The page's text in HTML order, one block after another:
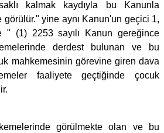
kalmak kaydıyla bu Kanunla
görülür." yine aynı Kanun'un geçici 1,
" (1) 2253 sayılı Kanun gereğince
derdest bulunan ve bu
mahkemesinin görevine giren dava
faaliyete geçtiğinde çocuk
görülmekte olan ve bu